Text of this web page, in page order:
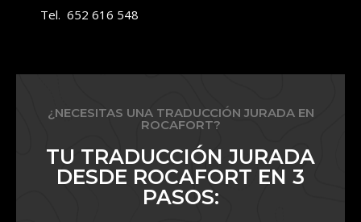
Tel. 652 616 548
¿NECESITAS UNA TRADUCCIÓN JURADA EN
ROCAFORT?
TU TRADUCCIÓN JURADA
DESDE ROCAFORT EN 3
PASOS: